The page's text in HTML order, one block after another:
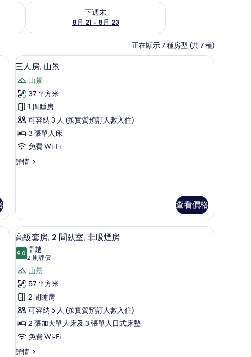
房
下週末
8月 21 - 8月 23
查看下週末 8月 21 - 8月 23的可訂空房
正在顯示 7 種房型 (共 7 種)
夾萬、書桌、隔音
載
入
所
有
三
人
房,
景
三人房, 山景 | 高級寢具、房內夾萬、書桌、隔
10
三人房, 山景
山景
37 平方米
1 間睡房
可容納 3 人 (按實質預訂人數入住)
3 張單人床
免費 Wi-Fi
詳情
三
情
查看價格
景 | 高級寢具、房內夾萬、書桌、隔音
載
入
所
有
高
級
套
房,
2
間
高級套房, 2 間臥室, 非吸煙房 | 高級寢具、房
19
高級套房, 2 間臥室, 非吸煙房
9.09.0 分，滿分 10 分
卓越
2 則評價
(2
則
評
價)
山景
57 平方米
2 間睡房
可容納 5 人 (按實質預訂人數入住)
2 張加大單人床及 3 張單人日式床墊
免費 Wi-Fi
詳情
高